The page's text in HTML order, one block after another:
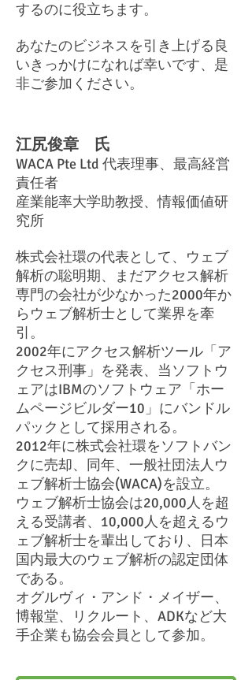
するのに役立ちます。
あなたのビジネスを引き上げる良
いきっかけになれば幸いです、是
非ご参加ください。
江尻俊章 氏
WACA Pte Ltd 代表理事、最高経営
責任者
産業能率大学助教授、情報価値研
究所
株式会社環の代表として、ウェブ
解析の聡明期、まだアクセス解析
専門の会社が少なかった2000年か
らウェブ解析士として業界を牽
引。
2002年にアクセス解析ツール「ア
クセス刑事」を発表、当ソフトウ
ェアはIBMのソフトウェア「ホー
ムページビルダー10」にバンドル
パックとして採用される。
2012年に株式会社環をソフトバン
クに売却、同年、一般社団法人ウ
ェブ解析士協会(WACA)を設立。
ウェブ解析士協会は20,000人を超
える受講者、10,000人を超えるウ
ェブ解析士を輩出しており、日本
国内最大のウェブ解析の認定団体
である。
オグルヴィ・アンド・メイザー、
博報堂、リクルート、ADKなど大
手企業も協会会員として参加。